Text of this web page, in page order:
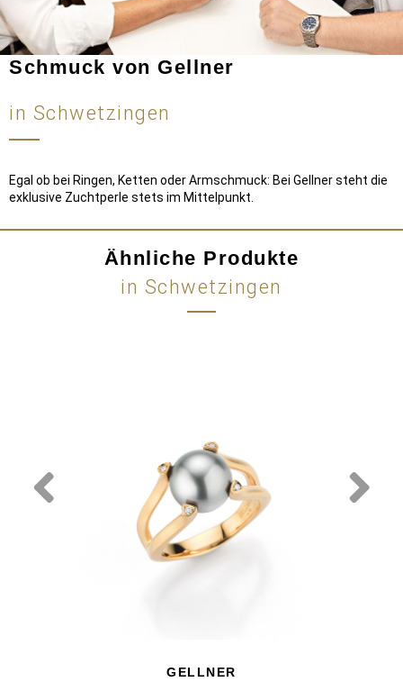
Schmuck von Gellner
in Schwetzingen
Egal ob bei Ringen, Ketten oder Armschmuck: Bei Gellner steht die
exklusive Zuchtperle stets im Mittelpunkt.
Ähnliche Produkte
in Schwetzingen
GELLNER